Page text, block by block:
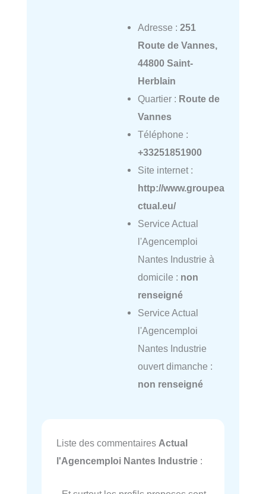
Adresse : 251
Route de Vannes,
44800 Saint-
Herblain
Quartier : Route de
Vannes
Téléphone :
+33251851900
Site internet :
http://www.groupea
ctual.eu/
Service Actual
l'Agencemploi
Nantes Industrie à
domicile : non
renseigné
Service Actual
l'Agencemploi
Nantes Industrie
ouvert dimanche :
non renseigné
Liste des commentaires Actual
l'Agencemploi Nantes Industrie :